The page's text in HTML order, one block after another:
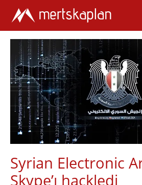
Syrian Electronic
Skype’ı hackledi